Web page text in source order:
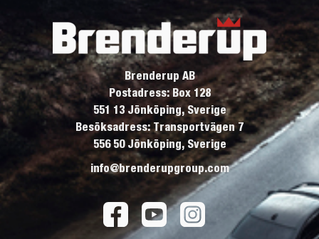
Brenderup AB
Postadress: Box 128
551 13 Jönköping, Sverige
Besöksadress: Transportvägen 7
556 50 Jönköping, Sverige
info@brenderupgroup.com